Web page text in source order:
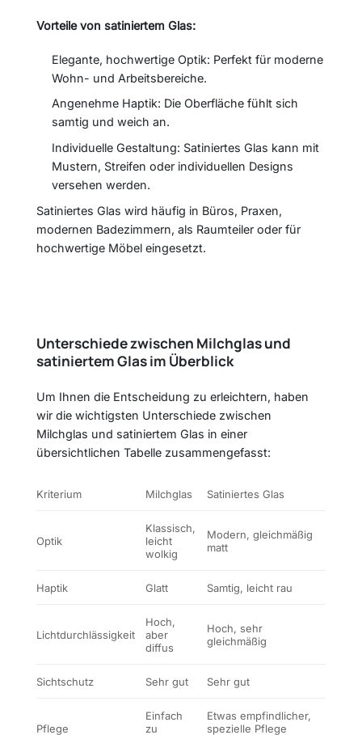
Vorteile von satiniertem Glas:
Elegante, hochwertige Optik: Perfekt für moderne
Wohn- und Arbeitsbereiche.
Angenehme Haptik: Die Oberfläche fühlt sich
samtig und weich an.
Individuelle Gestaltung: Satiniertes Glas kann mit
Mustern, Streifen oder individuellen Designs
versehen werden.
Satiniertes Glas wird häufig in Büros, Praxen,
modernen Badezimmern, als Raumteiler oder für
hochwertige Möbel eingesetzt.
Unterschiede zwischen Milchglas und
satiniertem Glas im Überblick
Um Ihnen die Entscheidung zu erleichtern, haben
wir die wichtigsten Unterschiede zwischen
Milchglas und satiniertem Glas in einer
übersichtlichen Tabelle zusammengefasst:
Kriterium Milchglas Satiniertes Glas
Optik
Klassisch,
leicht
wolkig
Modern, gleichmäßig
matt
Haptik Glatt Samtig, leicht rau
Lichtdurchlässigkeit
Hoch,
aber
diffus
Hoch, sehr
gleichmäßig
Sichtschutz Sehr gut Sehr gut
Pflege
Einfach
zu
Etwas empfindlicher,
spezielle Pflege